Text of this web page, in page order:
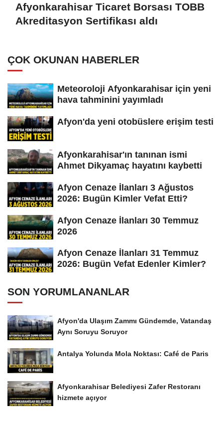
Afyonkarahisar Ticaret Borsası TOBB
Akreditasyon Sertifikası aldı
ÇOK OKUNAN HABERLER
Meteoroloji Afyonkarahisar için yeni
hava tahminini yayımladı
Afyon'da yeni otobüslere erişim testi
Afyonkarahisar'ın tanınan ismi
Ahmet Dikyamaç hayatını kaybetti
Afyon Cenaze İlanları 3 Ağustos
2026: Bugün Kimler Vefat Etti?
Afyon Cenaze İlanları 30 Temmuz
2026
Afyon Cenaze İlanları 31 Temmuz
2026: Bugün Vefat Edenler Kimler?
SON YORUMLANANLAR
Afyon'da Ulaşım Zammı Gündemde, Vatandaş
Aynı Soruyu Soruyor
Antalya Yolunda Mola Noktası: Café de Paris
Afyonkarahisar Belediyesi Zafer Restoranı
hizmete açıyor